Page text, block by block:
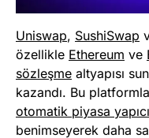
Uniswap, SushiSwap
özellikle Ethereum ve
sözleşme altyapısı
kazandı. Bu
otomatik piyasa
benimseyerek daha